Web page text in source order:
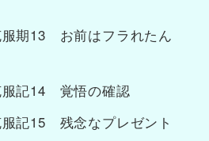
期13 お前はフラれたん
服記14 覚悟の確認
記15 残念なプレゼント